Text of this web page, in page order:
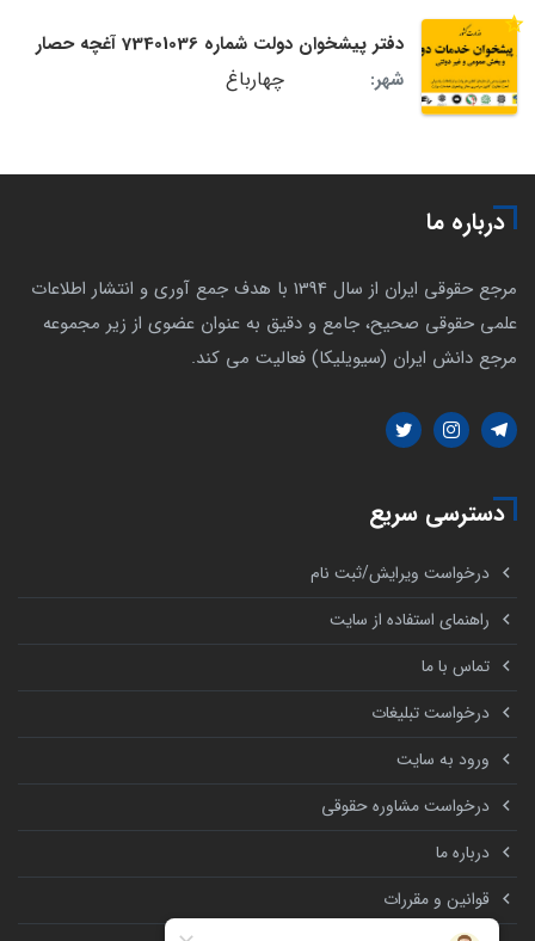
دفتر پیشخوان دولت شماره 73401036 آغچه حصار
شهر:
چهارباغ
درباره ما
مرجع حقوقی ایران از سال 1394 با هدف جمع آوری و انتشار اطلاعات
علمی حقوقی صحیح، جامع و دقیق به عنوان عضوی از زیر مجموعه
مرجع دانش ایران (سیویلیکا) فعالیت می کند.
دسترسی سریع
درخواست ویرایش/ثبت نام
راهنمای استفاده از سایت
تماس با ما
درخواست تبلیغات
ورود به سایت
درخواست مشاوره حقوقی
درباره ما
قوانین و مقررات